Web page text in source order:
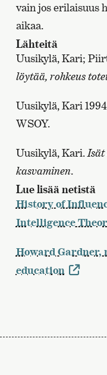
vain jos erilaisuus
aikaa.
Lähteitä
Uusikylä, Kari;
löytää, rohkeus
Uusikylä, Kari
WSOY.
Uusikylä, Kari. Isät
kasvaminen.
Lue lisää netistä
History of
Intelligence
Howard
education